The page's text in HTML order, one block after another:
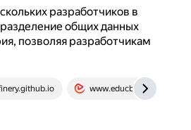
разработчиков в
общих данных
позволяя разработчикам
www.educba.com